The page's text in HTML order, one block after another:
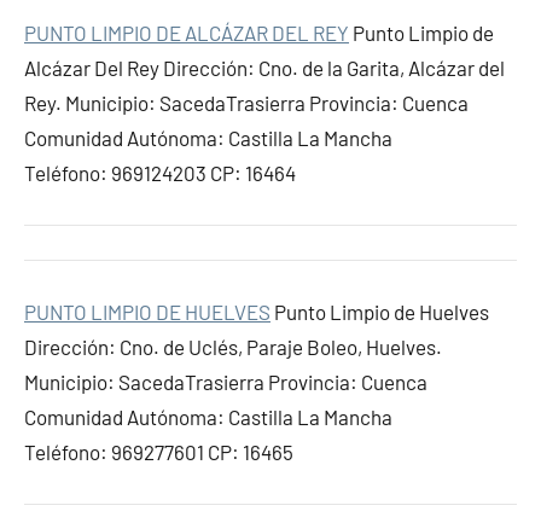
PUNTO LIMPIO DE ALCÁZAR DEL REY Punto Limpio de
Alcázar Del Rey Dirección: Cno. de la Garita, Alcázar del
Rey. Municipio: SacedaTrasierra Provincia: Cuenca
Comunidad Autónoma: Castilla La Mancha
Teléfono: 969124203 CP: 16464
PUNTO LIMPIO DE HUELVES Punto Limpio de Huelves
Dirección: Cno. de Uclés, Paraje Boleo, Huelves.
Municipio: SacedaTrasierra Provincia: Cuenca
Comunidad Autónoma: Castilla La Mancha
Teléfono: 969277601 CP: 16465